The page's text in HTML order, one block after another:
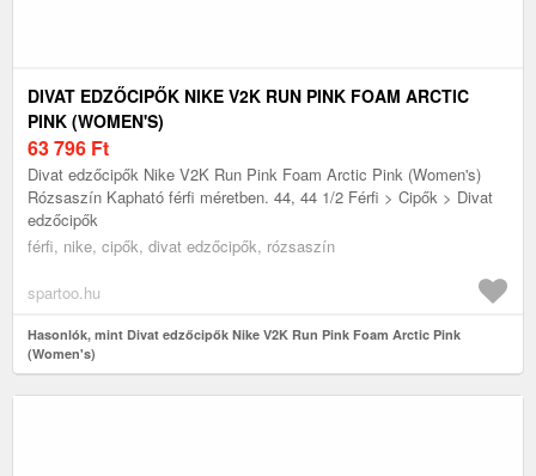
DIVAT EDZŐCIPŐK NIKE V2K RUN PINK FOAM ARCTIC
PINK (WOMEN'S)
63 796 Ft
Divat edzőcipők Nike V2K Run Pink Foam Arctic Pink (Women's)
Rózsaszín Kapható férfi méretben. 44, 44 1/2 Férfi > Cipők > Divat
edzőcipők
férfi, nike, cipők, divat edzőcipők, rózsaszín
spartoo.hu
Hasonlók, mint Divat edzőcipők Nike V2K Run Pink Foam Arctic Pink
(Women's)